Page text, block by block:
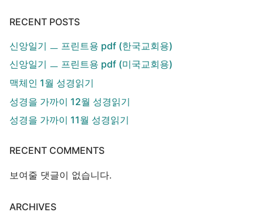
RECENT POSTS
신앙일기 ㅡ 프린트용 pdf (한국교회용)
신앙일기 ㅡ 프린트용 pdf (미국교회용)
맥체인 1월 성경읽기
성경을 가까이 12월 성경읽기
성경을 가까이 11월 성경읽기
RECENT COMMENTS
보여줄 댓글이 없습니다.
ARCHIVES